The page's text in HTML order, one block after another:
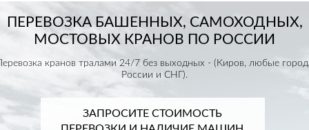
ПЕРЕВОЗКА БАШЕННЫХ, САМОХОДНЫХ,
МОСТОВЫХ КРАНОВ ПО РОССИИ
кранов тралами 24/7 без выходных - (Киров, любые
России и СНГ).
ЗАПРОСИТЕ СТОИМОСТЬ